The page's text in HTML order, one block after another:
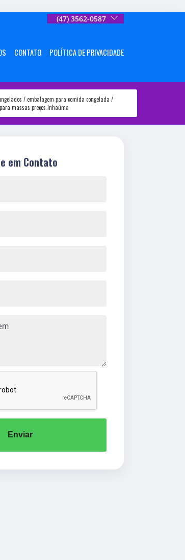
(47) 3562-0587
CONTATO POLÍTICA DE PRIVACIDADE
embalagem para comida congelada
massas preços Inhaúma
em Contato
Enviar